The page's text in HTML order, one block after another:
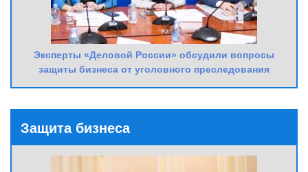
Эксперты «Деловой России» обсудили вопросы
защиты бизнеса от уголовного преследования
Защита бизнеса